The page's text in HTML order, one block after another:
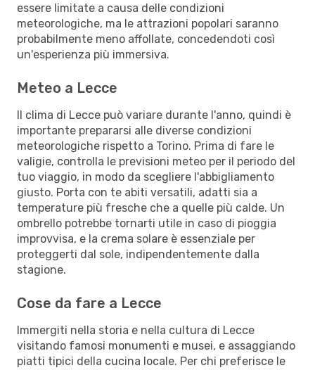
essere limitate a causa delle condizioni
meteorologiche, ma le attrazioni popolari saranno
probabilmente meno affollate, concedendoti così
un'esperienza più immersiva.
Meteo a Lecce
Il clima di Lecce può variare durante l'anno, quindi è
importante prepararsi alle diverse condizioni
meteorologiche rispetto a Torino. Prima di fare le
valigie, controlla le previsioni meteo per il periodo del
tuo viaggio, in modo da scegliere l'abbigliamento
giusto. Porta con te abiti versatili, adatti sia a
temperature più fresche che a quelle più calde. Un
ombrello potrebbe tornarti utile in caso di pioggia
improvvisa, e la crema solare è essenziale per
proteggerti dal sole, indipendentemente dalla
stagione.
Cose da fare a Lecce
Immergiti nella storia e nella cultura di Lecce
visitando famosi monumenti e musei, e assaggiando
piatti tipici della cucina locale. Per chi preferisce le